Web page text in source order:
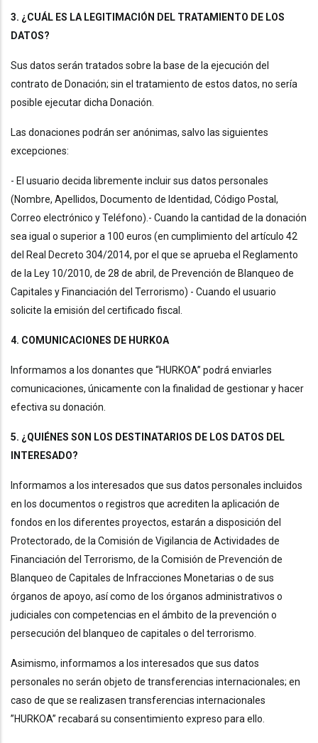
3. ¿CUÁL ES LA LEGITIMACIÓN DEL TRATAMIENTO DE LOS
DATOS?
Sus datos serán tratados sobre la base de la ejecución del
contrato de Donación; sin el tratamiento de estos datos, no sería
posible ejecutar dicha Donación.
Las donaciones podrán ser anónimas, salvo las siguientes
excepciones:
- El usuario decida libremente incluir sus datos personales
(Nombre, Apellidos, Documento de Identidad, Código Postal,
Correo electrónico y Teléfono).- Cuando la cantidad de la donación
sea igual o superior a 100 euros (en cumplimiento del artículo 42
del Real Decreto 304/2014, por el que se aprueba el Reglamento
de la Ley 10/2010, de 28 de abril, de Prevención de Blanqueo de
Capitales y Financiación del Terrorismo) - Cuando el usuario
solicite la emisión del certificado fiscal.
4. COMUNICACIONES DE HURKOA
Informamos a los donantes que “HURKOA” podrá enviarles
comunicaciones, únicamente con la finalidad de gestionar y hacer
efectiva su donación.
5. ¿QUIÉNES SON LOS DESTINATARIOS DE LOS DATOS DEL
INTERESADO?
Informamos a los interesados que sus datos personales incluidos
en los documentos o registros que acrediten la aplicación de
fondos en los diferentes proyectos, estarán a disposición del
Protectorado, de la Comisión de Vigilancia de Actividades de
Financiación del Terrorismo, de la Comisión de Prevención de
Blanqueo de Capitales de Infracciones Monetarias o de sus
órganos de apoyo, así como de los órganos administrativos o
judiciales con competencias en el ámbito de la prevención o
persecución del blanqueo de capitales o del terrorismo.
Asimismo, informamos a los interesados que sus datos
personales no serán objeto de transferencias internacionales; en
caso de que se realizasen transferencias internacionales
”HURKOA” recabará su consentimiento expreso para ello.